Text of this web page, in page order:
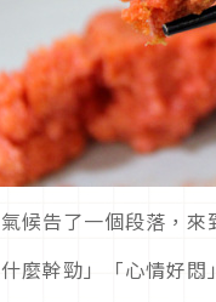
候告了一個段落，
什麼幹勁」「心情好悶